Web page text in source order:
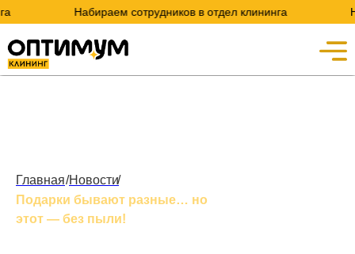
Набираем сотрудников в отдел клининга
Главная/Новости/
Подарки бывают разные… но
этот — без пыли!